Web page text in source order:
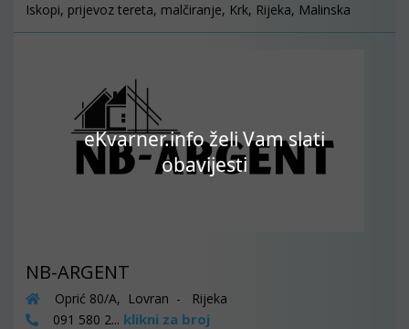
eKvarner.info želi Vam slati
obavijesti
Iskopi, prijevoz tereta, malčiranje, Krk, Rijeka, Malinska
NB-ARGENT
Oprić 80/A, Lovran - Rijeka
091 580 2... klikni za broj